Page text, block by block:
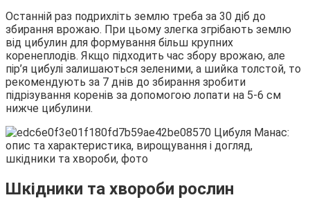
Останній раз подрихліть землю треба за 30 діб до
збирання врожаю. При цьому злегка згрібають землю
від цибулин для формування більш крупних
коренеплодів. Якщо підходить час збору врожаю, але
пір’я цибулі залишаються зеленими, а шийка толстой, то
рекомендують за 7 днів до збирання зробити
підрізування коренів за допомогою лопати на 5-6 см
нижче цибулини.
Шкідники та хвороби рослин